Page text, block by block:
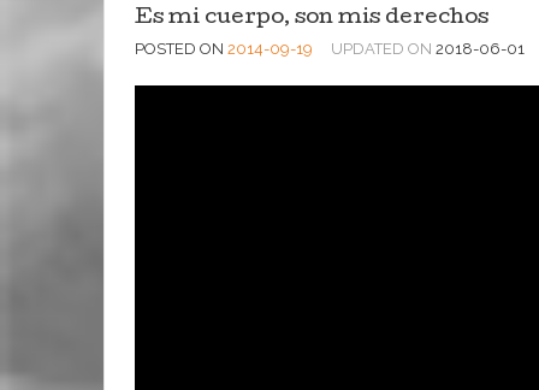
Es mi cuerpo, son mis derechos
POSTED ON 2014-09-19 UPDATED ON 2018-06-01